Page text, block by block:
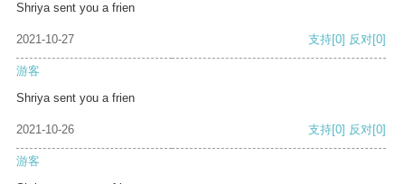
Shriya sent you a frien
2021-10-27 支持[0] 反对[0]
游客
Shriya sent you a frien
2021-10-26 支持[0] 反对[0]
游客